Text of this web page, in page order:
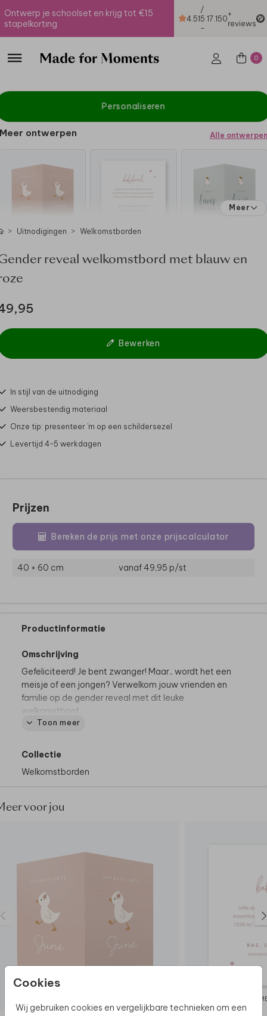
Ontwerp je schoolset en krijg tot €15
stapelkorting
4.51
/
5
-
17.150+
reviews
0
Cookies
Wij gebruiken cookies en vergelijkbare technieken om een
Personaliseren
Meer ontwerpen Alle ontwerpen
Meer
Uitnodigingen Welkomstborden
reveal welkomstbord met blauw en
Bewerken
In stijl van de uitnodiging
Weersbestendig materiaal
Onze tip: presenteer 'm op een schildersezel
Levertijd 4-5 werkdagen
Prijzen
Bereken de prijs met onze prijscalculator
40 × 60 cm vanaf 49,95 p/st
Productinformatie
Omschrijving
Gefeliciteerd! Je bent zwanger! Maar.. wordt het een
meisje of een jongen? Verwelkom jouw vrienden en
familie op de gender reveal met dit leuke
welkomstbord.
Toon meer
Collectie
Welkomstborden
voor jou